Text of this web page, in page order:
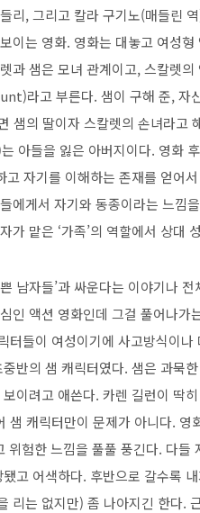
리, 그리고 칼라 구기노(매들린
이는 영화. 영화는 대놓고 여성
과 샘은 모녀 관계이고, 스칼렛
라고 부른다. 샘이 구해 준, 자
샘의 딸이자 스칼렛의 손녀라고
아들을 잃은 아버지이다. 영화
고 자기를 이해하는 존재를 얻
에게서 자기와 동종이라는 느
가 맡은 ‘가족’의 역할에서 상대
남자들’과 싸운다는 이야기나
인 액션 영화인데 그걸 풀어나
터들이 여성이기에 사고방식이
반의 샘 캐릭터였다. 샘은 과묵
이려고 애쓴다. 카렌 길런이 딱
샘 캐릭터만이 문제가 아니다.
위험한 느낌을 풀풀 풍긴다. 다
고 어색하다. 후반으로 갈수록
리는 없지만) 좀 나아지긴 한다.